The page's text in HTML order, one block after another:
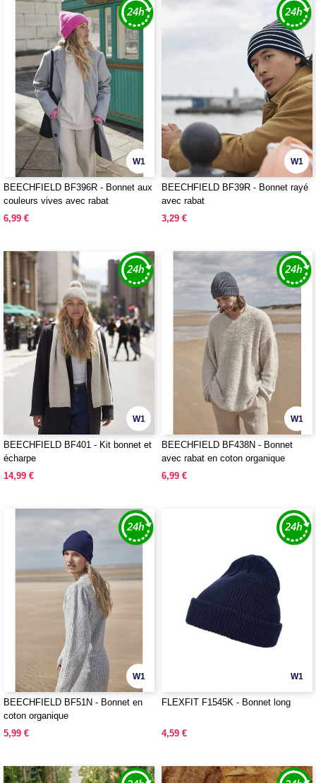
W1
BEECHFIELD BF396R - Bonnet aux
couleurs vives avec rabat
6,99 €
W1
BEECHFIELD BF39R - Bonnet rayé
avec rabat
3,29 €
W1
BEECHFIELD BF401 - Kit bonnet et
écharpe
14,99 €
W1
BEECHFIELD BF438N - Bonnet
avec rabat en coton organique
6,99 €
W1
BEECHFIELD BF51N - Bonnet en
coton organique
5,99 €
W1
FLEXFIT F1545K - Bonnet long
4,59 €